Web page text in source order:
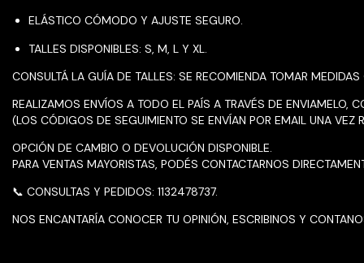
ELÁSTICO CÓMODO Y AJUSTE SEGURO.
TALLES DISPONIBLES: S, M, L Y XL.
CONSULTÁ LA GUÍA DE TALLES: SE RECOMIENDA TOMAR
REALIZAMOS ENVÍOS A TODO EL PAÍS A TRAVÉS DE ENVIAMELO,
(LOS CÓDIGOS DE SEGUIMIENTO SE ENVÍAN POR EMAIL UNA VEZ
OPCIÓN DE CAMBIO O DEVOLUCIÓN DISPONIBLE.
PARA VENTAS MAYORISTAS, PODÉS CONTACTARNOS
📞 CONSULTAS Y PEDIDOS: 1132478737.
NOS ENCANTARÍA CONOCER TU OPINIÓN, ESCRIBINOS Y